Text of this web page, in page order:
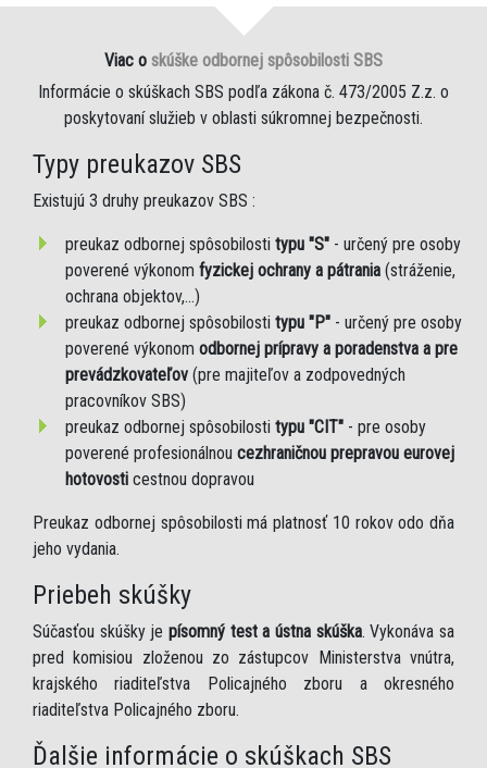
Viac o skúške odbornej spôsobilosti SBS
Informácie o skúškach SBS podľa zákona č. 473/2005 Z.z. o
poskytovaní služieb v oblasti súkromnej bezpečnosti.
Typy preukazov SBS
Existujú 3 druhy preukazov SBS :
preukaz odbornej spôsobilosti typu "S" - určený pre osoby
poverené výkonom fyzickej ochrany a pátrania (stráženie,
ochrana objektov,...)
preukaz odbornej spôsobilosti typu "P" - určený pre osoby
poverené výkonom odbornej prípravy a poradenstva a pre
prevádzkovateľov (pre majiteľov a zodpovedných
pracovníkov SBS)
preukaz odbornej spôsobilosti typu "CIT" - pre osoby
poverené profesionálnou cezhraničnou prepravou eurovej
hotovosti cestnou dopravou
Preukaz odbornej spôsobilosti má platnosť 10 rokov odo dňa
jeho vydania.
Priebeh skúšky
Súčasťou skúšky je písomný test a ústna skúška. Vykonáva sa
pred komisiou zloženou zo zástupcov Ministerstva vnútra,
krajského riaditeľstva Policajného zboru a okresného
riaditeľstva Policajného zboru.
Ďalšie informácie o skúškach SBS